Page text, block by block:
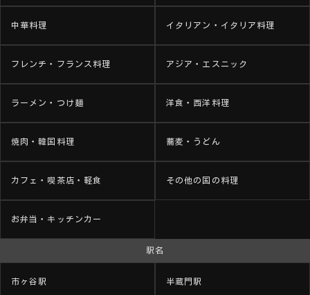
中華料理 イタリアン・イタリア料理
フレンチ・フランス料理 アジア・エスニック
ラーメン・つけ麺 洋食・西洋料理
焼肉・韓国料理 蕎麦・うどん
カフェ・喫茶店・軽食 その他の国の料理
お弁当・キッチンカー
駅名
市ヶ谷駅 半蔵門駅